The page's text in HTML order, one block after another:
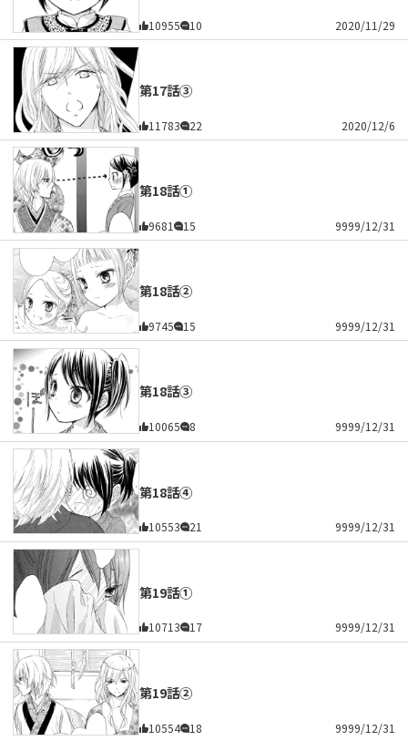
10955 10 2020/11/29
第17話③
11783 22 2020/12/6
第18話①
9681 15 9999/12/31
第18話②
9745 15 9999/12/31
第18話③
10065 8 9999/12/31
第18話④
10553 21 9999/12/31
第19話①
10713 17 9999/12/31
第19話②
10554 18 9999/12/31